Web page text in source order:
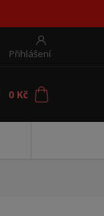
Přihlášení
0 Kč